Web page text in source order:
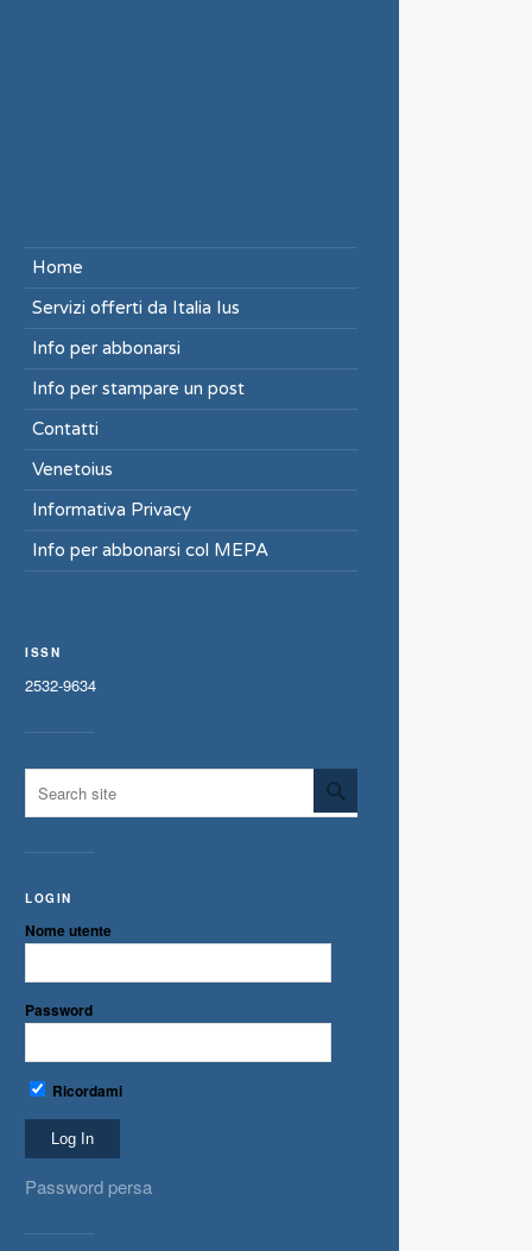
Home
Servizi offerti da Italia Ius
Info per abbonarsi
Info per stampare un post
Contatti
Venetoius
Informativa Privacy
Info per abbonarsi col MEPA
ISSN
2532-9634
LOGIN
Nome utente
Password
Ricordami
Password persa